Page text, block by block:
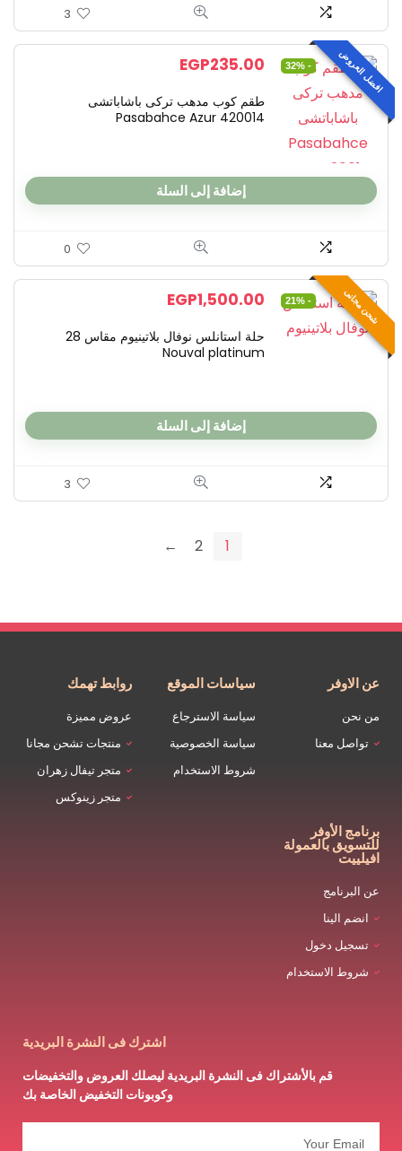
3
افضل العروض - 32%
EGP235.00
طقم كوب مدهب تركى باشاباتشى
Pasabahce Azur 420014
إضافة إلى السلة
0
شحن مجانى - 21%
EGP1,500.00
حلة استانلس نوفال بلاتينيوم مقاس 28
Nouval platinum
إضافة إلى السلة
3
1
2
←
عن الاوفر
من نحن
تواصل معنا
سياسات الموقع
سياسة الاسترجاع
سياسة الخصوصية
شروط الاستخدام
روابط تهمك
عروض مميزة
منتجات تشحن مجانا
متجر تيفال زهران
متجر زينوكس
برنامج الأوفر
للتسويق بالعمولة
افيلييت
عن البرنامج
انضم الينا
تسجيل دخول
شروط الاستخدام
اشترك فى النشرة البريدية
قم بالأشتراك فى النشرة البريدية ليصلك العروض والتخفيضات
وكوبونات التخفيض الخاصة بك